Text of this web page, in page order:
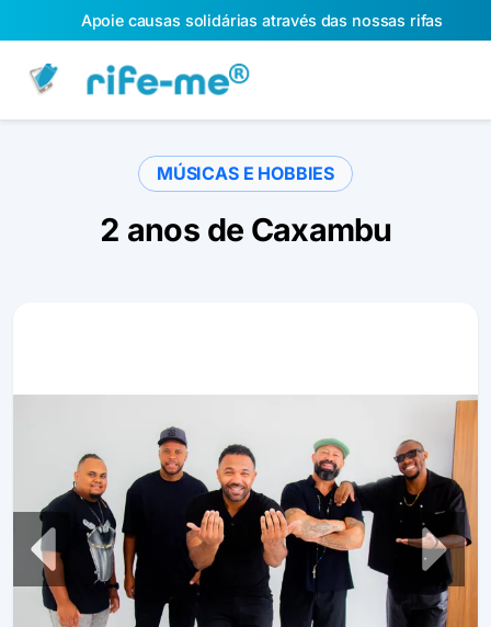
Apoie causas solidárias através das nossas rifas
MÚSICAS E HOBBIES
2 anos de Caxambu
Previous Next